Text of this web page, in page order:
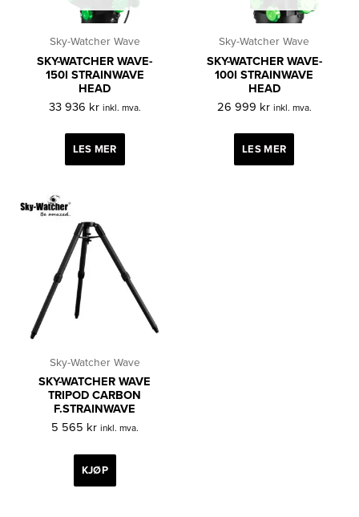
Sky-Watcher Wave
SKY-WATCHER WAVE-
150I STRAINWAVE
HEAD
33 936 kr inkl. mva.
LES MER
Sky-Watcher Wave
SKY-WATCHER WAVE-
100I STRAINWAVE
HEAD
26 999 kr inkl. mva.
LES MER
Sky-Watcher Wave
SKY-WATCHER WAVE
TRIPOD CARBON
F.STRAINWAVE
5 565 kr inkl. mva.
KJØP